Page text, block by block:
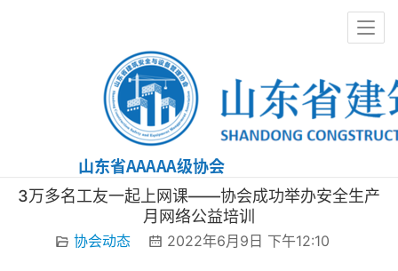
3万多名工友一起上网课——协会成功举办安全生产
月网络公益培训
协会动态 2022年6月9日 下午12:10